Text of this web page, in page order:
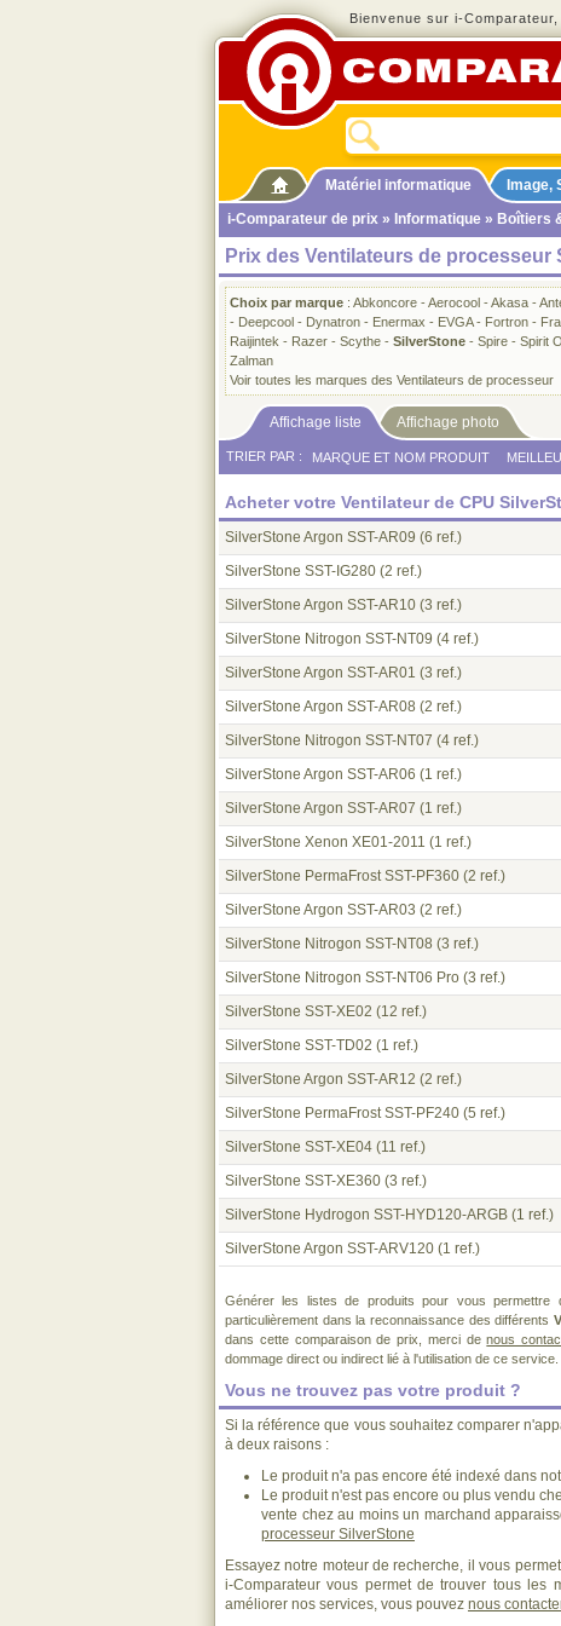
Bienvenue sur i-
Matériel informatique Image,
i-Comparateur de prix » Informatique » Boîtiers
Prix des Ventilateurs de processeur
Choix par marque : Abkoncore -Aerocool -Akasa -
- Deepcool - Dynatron - Enermax - EVGA- Fortron -
Raijintek - Razer - Scythe - SilverStone - Spire - Spirit
Zalman
Voir toutes les marques des Ventilateurs de processeur
Affichage liste Affichage photo
TRIER PAR : MARQUE ET NOM PRODUIT
Acheter votre Ventilateur de CPU
SilverStone Argon SST-AR09 (6 ref.)
SilverStone SST-IG280 (2 ref.)
SilverStone Argon SST-AR10 (3 ref.)
SilverStone Nitrogon SST-NT09 (4 ref.)
SilverStone Argon SST-AR01 (3 ref.)
SilverStone Argon SST-AR08 (2 ref.)
SilverStone Nitrogon SST-NT07 (4 ref.)
SilverStone Argon SST-AR06 (1 ref.)
SilverStone Argon SST-AR07 (1 ref.)
SilverStone Xenon XE01-2011 (1 ref.)
SilverStone PermaFrost SST-PF360 (2 ref.)
SilverStone Argon SST-AR03 (2 ref.)
SilverStone Nitrogon SST-NT08 (3 ref.)
SilverStone Nitrogon SST-NT06 Pro (3 ref.)
SilverStone SST-XE02 (12 ref.)
SilverStone SST-TD02 (1 ref.)
SilverStone Argon SST-AR12 (2 ref.)
SilverStone PermaFrost SST-PF240 (5 ref.)
SilverStone SST-XE04 (11 ref.)
SilverStone SST-XE360 (3 ref.)
SilverStone Hydrogon SST-HYD120-ARGB (1 ref.)
SilverStone Argon SST-ARV120 (1 ref.)
Générer les listes de produits pour vous permettre
particulièrement dans la reconnaissance des différents
dans cette comparaison de prix, merci denous
dommage direct ou indirect lié à l'utilisation de ce service.
Vous ne trouvez pas votre produit ?
Si la référence que vous souhaitez comparer
à deux raisons :
Le produit n'a pas encore été indexé dans
Le produit n'est pas encore ou plus vendu
vente chez au moins un marchand
processeur SilverStone
Essayez notre moteur de recherche, il vous
i-Comparateur vous permet de trouver tous les
améliorer nos services, vous pouvez nous